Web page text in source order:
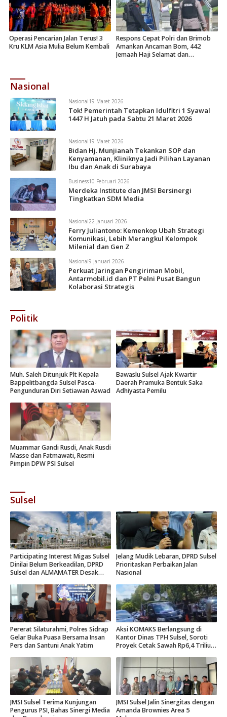
Operasi Pencarian Jalan Terus! 3
Kru KLM Asia Mulia Belum Kembali
Respons Cepat Polri dan Brimob
Amankan Ancaman Bom, 442
Jemaah Haji Selamat dan
Nasional
Nasional19 Maret 2026
Tok! Pemerintah Tetapkan Idulfitri 1 Syawal
1447 H Jatuh pada Sabtu 21 Maret 2026
Nasional19 Maret 2026
Bidan Hj. Munjianah Tekankan SOP dan
Kenyamanan, Kliniknya Jadi Pilihan Layanan
Ibu dan Anak di Surabaya
Business10 Februari 2026
Merdeka Institute dan JMSI Bersinergi
Tingkatkan SDM Media
Nasional22 Januari 2026
Ferry Juliantono: Kemenkop Ubah Strategi
Komunikasi, Lebih Merangkul Kelompok
Milenial dan Gen Z
Nasional9 Januari 2026
Perkuat Jaringan Pengiriman Mobil,
Antarmobil.id dan PT Pelni Pusat Bangun
Kolaborasi Strategis
Politik
Muh. Saleh Ditunjuk Plt Kepala
Bappelitbangda Sulsel Pasca-
Pengunduran Diri Setiawan Aswad
Bawaslu Sulsel Ajak Kwartir
Daerah Pramuka Bentuk Saka
Adhiyasta Pemilu
Muammar Gandi Rusdi, Anak Rusdi
Masse dan Fatmawati, Resmi
Pimpin DPW PSI Sulsel
Sulsel
Participating Interest Migas Sulsel
Dinilai Belum Berkeadilan, DPRD
Sulsel dan ALMAMATER Desak
Jelang Mudik Lebaran, DPRD Sulsel
Prioritaskan Perbaikan Jalan
Nasional
Pererat Silaturahmi, Polres Sidrap
Gelar Buka Puasa Bersama Insan
Pers dan Santuni Anak Yatim
Aksi KOMAKS Berlangsung di
Kantor Dinas TPH Sulsel, Soroti
Proyek Cetak Sawah Rp6,4 Triliun
JMSI Sulsel Terima Kunjungan
Pengurus PSI, Bahas Sinergi Media
JMSI Sulsel Jalin Sinergitas dengan
Amanda Brownies Area 5